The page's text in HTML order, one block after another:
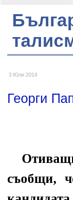
3 Юли 2014
Георги
съобщи,